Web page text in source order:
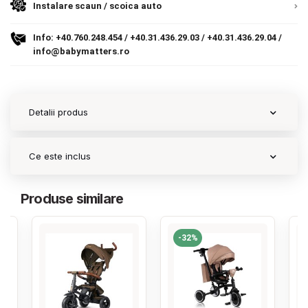
Instalare scaun / scoica auto
Info: +40.760.248.454 / +40.31.436.29.03 / +40.31.436.29.04 /
info@babymatters.ro
Detalii produs
Ce este inclus
Produse similare
-32%